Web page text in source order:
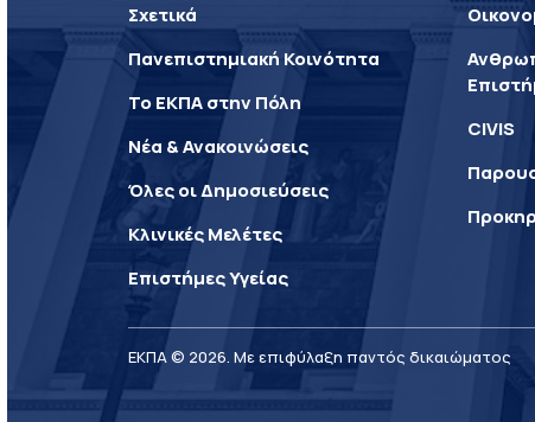
Σχετικά
Πανεπιστημιακή Κοινότητα
Το ΕΚΠΑ στην Πόλη
Νέα & Ανακοινώσεις
Όλες οι Δημοσιεύσεις
Κλινικές Μελέτες
Επιστήμες Υγείας
CIVIS
ΕΚΠΑ © 2026. Με επιφύλαξη παντός δικαιώματος